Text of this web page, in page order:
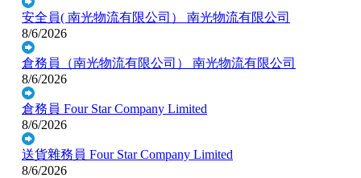
安全員( 南光物流有限公司） 南光物流有限公司
8/6/2026
倉務員（南光物流有限公司） 南光物流有限公司
8/6/2026
倉務員 Four Star Company Limited
8/6/2026
送貨雜務員 Four Star Company Limited
8/6/2026